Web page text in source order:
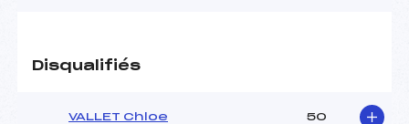
Disqualifiés
VALLET Chloe 50